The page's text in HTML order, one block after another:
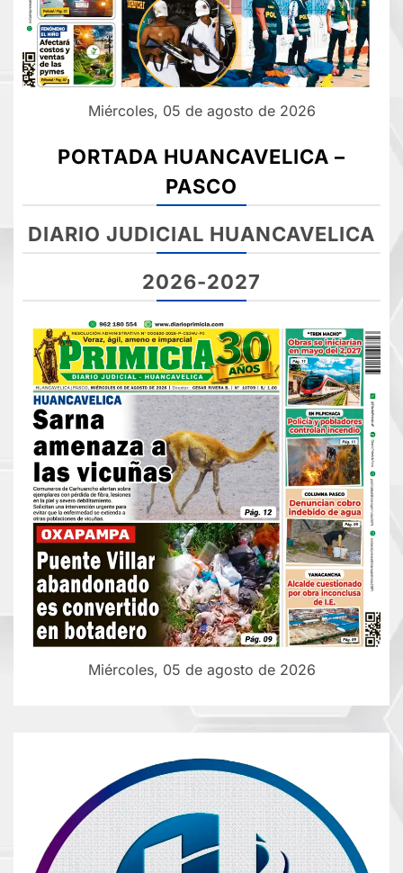
Miércoles, 05 de agosto de 2026
PORTADA HUANCAVELICA –
PASCO
DIARIO JUDICIAL HUANCAVELICA
2026-2027
Miércoles, 05 de agosto de 2026